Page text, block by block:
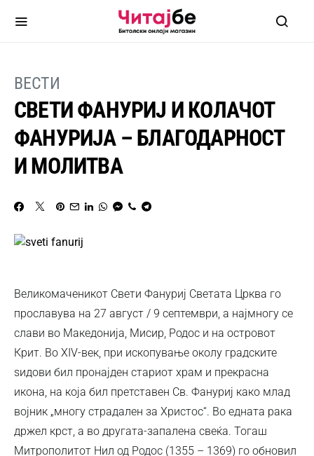
ВЕСТИ
СВЕТИ ФАНУРИЈ И КОЛАЧОТ
ФАНУРИЈА – БЛАГОДАРНОСТ
И МОЛИТВА
Великомаченикот Свети Фануриј Светата Црква го
прославува на 27 август / 9 септември, а најмногу се
слави во Македонија, Мисир, Родос и на островот
Крит. Во XIV-век, при ископување околу градските
ѕидови бил пронајден стариот храм и прекрасна
икона, на која бил претставен Св. Фануриј како млад
војник „многу страдален за Христос“. Во едната рака
држел крст, а во другата-запалена свеќа. Тогаш
Митрополитот Нил од Родос (1355 – 1369) го обновил